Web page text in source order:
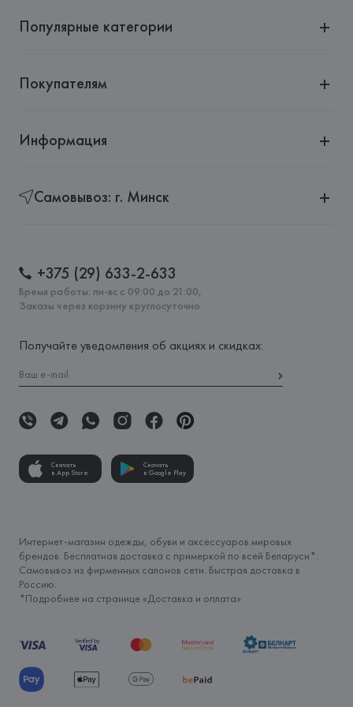
Популярные категории
Покупателям
Информация
Самовывоз: г. Минск
+375 (29) 633-2-633
Время работы: пн-вс с 09:00 до 21:00,
Заказы через корзину круглосуточно
Получайте уведомления об акциях и скидках:
Скачать
в App Store
Скачать
в Google Play
Интернет-магазин одежды, обуви и аксессуаров мировых
брендов. Бесплатная доставка с примеркой по всей Беларуси*.
Самовывоз из фирменных салонов сети. Быстрая доставка в
Россию.
*Подробнее на странице «Доставка и оплата»